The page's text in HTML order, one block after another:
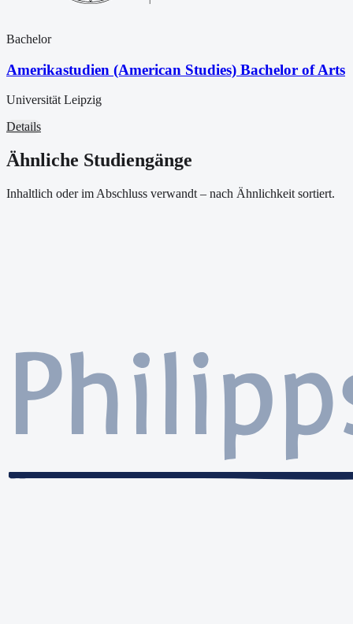
Bachelor
Amerikastudien (American Studies) Bachelor of Arts
Universität Leipzig
Details
Ähnliche Studiengänge
Inhaltlich oder im Abschluss verwandt – nach Ähnlichkeit sortiert.